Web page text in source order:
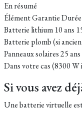
En résumé
Élément Garantie
Batterie lithium 10 ans
Batterie plomb (si
Panneaux solaires 25
Dans votre cas (8300
Si vous avez
Une batterie virtuelle